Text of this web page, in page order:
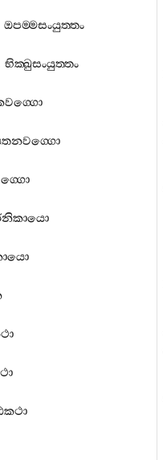
ඔපම‍්මසංයුත‍්තං
භික‍්ඛුසංයුත‍්තං